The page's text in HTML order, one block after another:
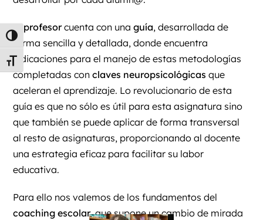
Alternar alto contraste
Alternar tamaño de letra
Elprofesorcuenta con unaguía, desarrollada de
forma sencilla y detallada, donde encuentra
indicaciones para el manejo de estas metodologías
completadas conclaves neuropsicológicas que
aceleran el aprendizaje. Lo revolucionario de esta
guía es que no sólo es útil para esta asignatura sino
que también se puede aplicar de forma transversal
al resto de asignaturas, proporcionando al docente
una estrategia eficaz para facilitar su labor
educativa.
Para ello nos valemos de los fundamentos del
coaching escolar, que supone un cambio de mirada